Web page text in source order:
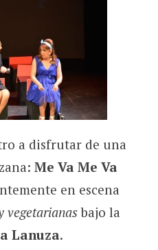
a disfrutar de una
Me Va Me Va
en escena
vegetarianasbajo la
Lanuza.